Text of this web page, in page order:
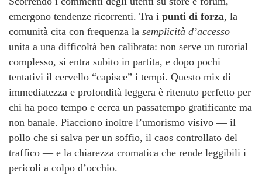
emergono tendenze ricorrenti. Tra i punti di forza, la
comunità cita con frequenza la semplicità d’accesso
unita a una difficoltà ben calibrata: non serve un tutorial
complesso, si entra subito in partita, e dopo pochi
tentativi il cervello “capisce” i tempi. Questo mix di
immediatezza e profondità leggera è ritenuto perfetto per
chi ha poco tempo e cerca un passatempo gratificante ma
non banale. Piacciono inoltre l’umorismo visivo — il
pollo che si salva per un soffio, il caos controllato del
traffico — e la chiarezza cromatica che rende leggibili i
pericoli a colpo d’occhio.